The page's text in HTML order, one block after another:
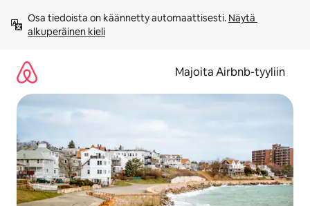
sisältö
väliin
Osa tiedoista on käännetty automaattisesti. Näytä
alkuperäinen kieli
Majoita Airbnb-tyyliin